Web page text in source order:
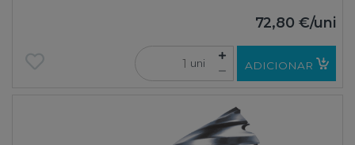
72,80 €/uni
uni ADICIONAR